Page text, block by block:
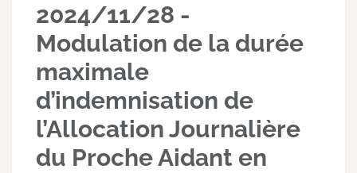
2024/11/28 -
Modulation de la durée
maximale
d’indemnisation de
l’Allocation Journalière
du Proche Aidant en